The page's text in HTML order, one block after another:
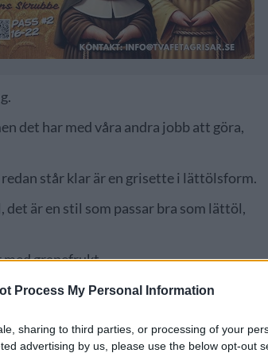
Process My Personal Information
sharing to third parties, or processing of your
advertising by us, please use the below opt-out
det har med våra andra jobb att göra,
står klar är en grisette i lättölsform.
det är en stil som passar bra som lättöl,
med grapefrukt.